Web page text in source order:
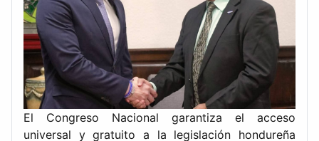
El Congreso Nacional garantiza el acceso
universal y gratuito a la legislación hondureña